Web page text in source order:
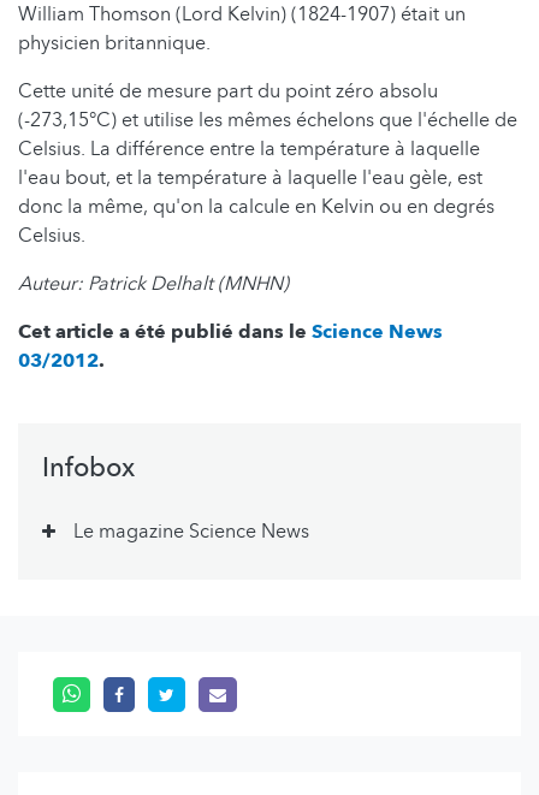
William Thomson (Lord Kelvin) (1824-1907) était un
physicien britannique.
Cette unité de mesure part du point zéro absolu
(-273,15°C) et utilise les mêmes échelons que l'échelle de
Celsius. La différence entre la température à laquelle
l'eau bout, et la température à laquelle l'eau gèle, est
donc la même, qu'on la calcule en Kelvin ou en degrés
Celsius.
Auteur: Patrick Delhalt (MNHN)
Cet article a été publié dans le Science News
03/2012.
Infobox
Le magazine Science News